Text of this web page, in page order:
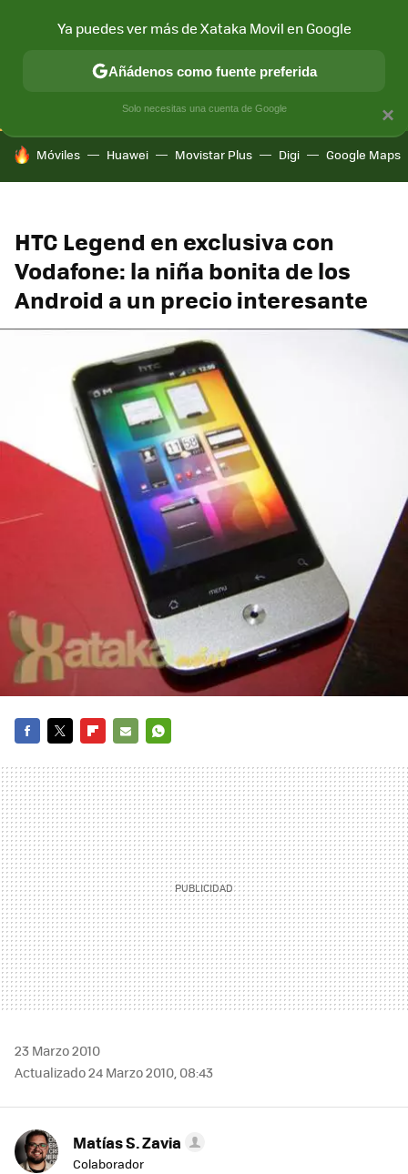
CONECTIVIDAD MÓVIL Y SOCIEDAD APLICACIONES
HOY SE HABLA DE
Móviles Huawei Movistar Plus Digi Google Maps
HTC Legend en exclusiva con
Vodafone: la niña bonita de los
Android a un precio interesante
MAIL
23 Marzo 2010
Actualizado 24 Marzo 2010, 08:43
Matías S. Zavia
Colaborador
×
Ya puedes ver más de Xataka Movil en Google
Añádenos como fuente preferida
Solo necesitas una cuenta de Google